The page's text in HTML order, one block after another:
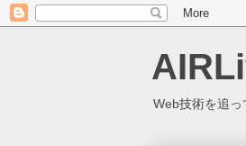
Web技術を追